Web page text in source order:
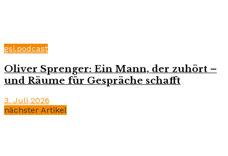
gsi.podcast
Oliver Sprenger: Ein Mann, der zuhört –
und Räume für Gespräche schafft
3. Juli 2026
nächster Artikel